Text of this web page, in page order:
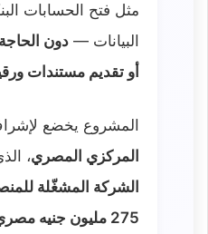
مثل فتح الحسابات
البيانات — دون
أو تقديم مستندات
المشروع يخضع
المركزي المصري،
الشركة المشغّلة
275 مليون جنيه مصري